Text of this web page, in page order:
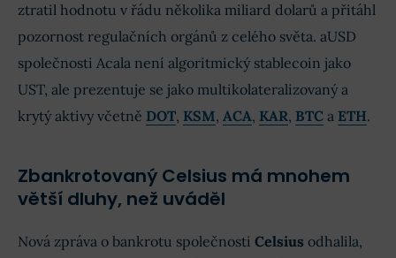
ztratil hodnotu v řádu několika miliard dolarů a přitáhl
pozornost regulačních orgánů z celého světa. aUSD
společnosti Acala není algoritmický stablecoin jako
UST, ale prezentuje se jako multikolateralizovaný a
krytý aktivy včetně DOT, KSM, ACA, KAR, BTC a ETH.
Zbankrotovaný Celsius má mnohem
větší dluhy, než uváděl
Nová zpráva o bankrotu společnosti Celsius odhalila,